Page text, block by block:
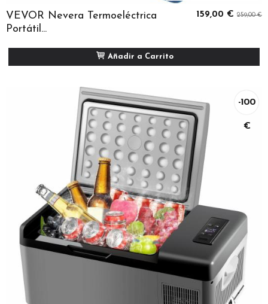
VEVOR Nevera Termoeléctrica
Portátil...
159,00 € 259,00 €
Añadir a Carrito
-100
€